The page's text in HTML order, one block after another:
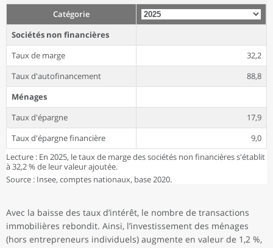
Catégorie
Sociétés non financières
Taux de marge
32,2
Taux d'autofinancement
88,8
Ménages
Taux d'épargne
17,9
Taux d'épargne financière
9,0
Lecture : En 2025, le taux de marge des sociétés non financières s'établit
à 32,2 % de leur valeur ajoutée.
Source : Insee, comptes nationaux, base 2020.
Avec la baisse des taux d’intérêt, le nombre de transactions
immobilières rebondit. Ainsi, l’investissement des ménages
(hors entrepreneurs individuels) augmente en valeur de 1,2 %,